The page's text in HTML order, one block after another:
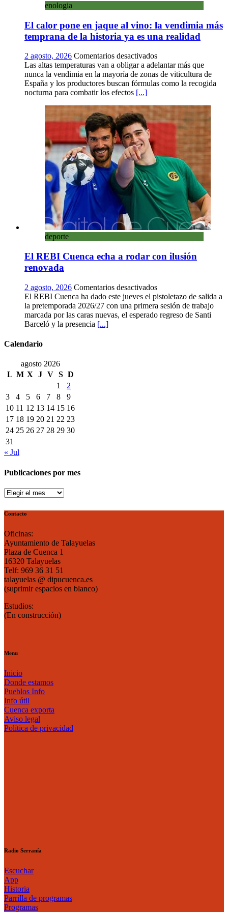
aire
libre
con
innovadora
ruta
sobre
micología
patrimonio
enologia
El calor pone en jaque al vino: la vendimia más
temprana de la historia ya es una realidad
2 agosto, 2026 Comentarios desactivadosen
El
calor
pone
al
vino:
vendimia
temprana
de
historia
ya
es
una
realidad
Las altas temperaturas van a obligar a adelantar más que
nunca la vendimia en la mayoría de zonas de viticultura de
España y los productores buscan fórmulas como la recogida
nocturna para combatir los efectos [...]
deporte
El REBI Cuenca echa a rodar con ilusión
renovada
2 agosto, 2026 Comentarios desactivadosen
El
REBI
Cuenca
El REBI Cuenca ha dado este jueves el pistoletazo de salida a
la pretemporada 2026/27 con una primera sesión de trabajo
marcada por las caras nuevas, el esperado regreso de Santi
Barceló y la presencia [...]
Calendario
agosto 2026
L M X J V S D
1
2
3
4 5 6 7 8
9
10 11 12 13 14 15 16
17 18 19 20 21 22 23
24 25 26 27 28 29 30
31
« Jul
Publicaciones por mes
Publicaciones
mes
Contacto
Oficinas:
Ayuntamiento de Talayuelas
Plaza de Cuenca 1
16320 Talayuelas
Telf: 969 36 31 51
talayuelas @ dipucuenca.es
(suprimir espacios en blanco)
Estudios:
(En construcción)
Menu
Inicio
Donde estamos
Pueblos Info
Info útil
Cuenca exporta
Aviso legal
Política de privacidad
Radio Serranía
Escuchar
App
Historia
Parrilla de programas
Programas